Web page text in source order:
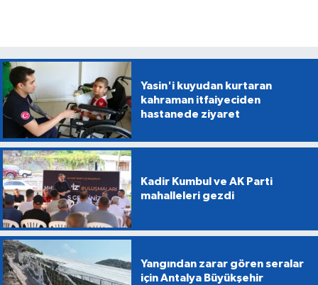
Yasin'i kuyudan kurtaran
kahraman itfaiyeciden
hastanede ziyaret
Kadir Kumbul ve AK Parti
mahalleleri gezdi
Yangından zarar gören seralar
için Antalya Büyükşehir